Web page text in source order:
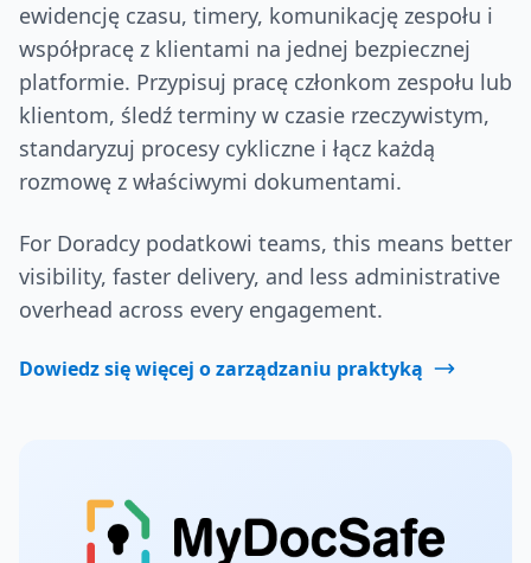
ewidencję czasu, timery, komunikację zespołu i
współpracę z klientami na jednej bezpiecznej
platformie. Przypisuj pracę członkom zespołu lub
klientom, śledź terminy w czasie rzeczywistym,
standaryzuj procesy cykliczne i łącz każdą
rozmowę z właściwymi dokumentami.
For Doradcy podatkowi teams, this means better
visibility, faster delivery, and less administrative
overhead across every engagement.
Dowiedz się więcej o zarządzaniu praktyką